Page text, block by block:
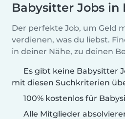
Babysitter Jobs in
Der perfekte Job, um Geld
verdienen, was du liebst.
in deiner Nähe, zu deinen
Es gibt keine Babysitter
mit diesen Suchkriterien
100% kostenlos für
Alle Mitglieder